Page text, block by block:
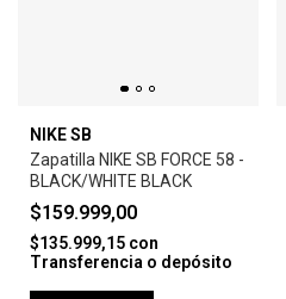
NIKE SB
Zapatilla NIKE SB FORCE 58 -
BLACK/WHITE BLACK
$159.999,00
$135.999,15 con
Transferencia o depósito